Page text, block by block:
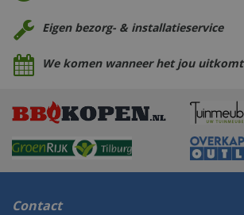
Eigen bezorg- & installatieservice
We komen wanneer het jou uitkomt
Contact